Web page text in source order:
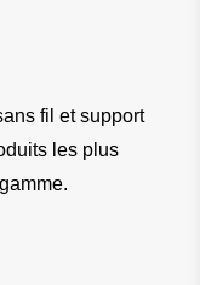
fil et support
les plus